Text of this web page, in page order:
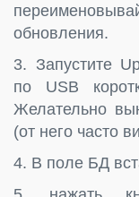
обновления.
3. Запустите
по USB
Желательно
(от него часто
4. В поле БД